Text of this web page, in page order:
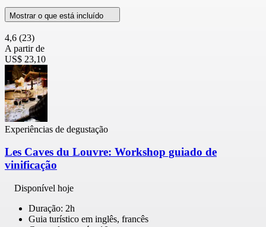
Mostrar o que está incluído
4,6 (23)
A partir de
US$ 23,10
Experiências de degustação
Les Caves du Louvre: Workshop guiado de
vinificação
Disponível hoje
Duração: 2h
Guia turístico em inglês, francês